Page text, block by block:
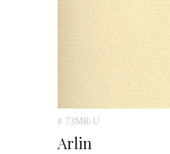
# 73MR-U
Arlin